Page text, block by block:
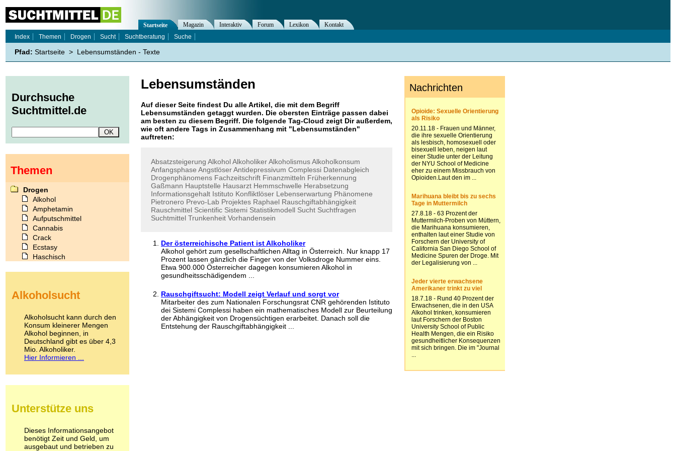
Lebensumständen
Auf dieser Seite findest Du alle Artikel, die mit dem Begriff
Lebensumständen getaggt wurden. Die obersten Einträge passen dabei
am besten zu diesem Begriff. Die folgende Tag-Cloud zeigt Dir außerdem,
wie oft andere Tags in Zusammenhang mit "Lebensumständen"
auftreten:
Absatzsteigerung AlkoholAlkoholikerAlkoholismusAlkoholkonsum
Anfangsphase AngstlöserAntidepressivum Complessi Datenabgleich
Drogenphänomens Fachzeitschrift Finanzmitteln Früherkennung
Gaßmann Hauptstelle Hausarzt Hemmschwelle Herabsetzung
Informationsgehalt Istituto Konfliktlöser Lebenserwartung Phänomene
Pietronero Prevo-Lab Projektes Raphael Rauschgiftabhängigkeit
Rauschmittel Scientific Sistemi Statistikmodell Sucht Suchtfragen
Suchtmittel Trunkenheit Vorhandensein
Der österreichische Patient ist Alkoholiker
Alkohol gehört zum gesellschaftlichen Alltag in Österreich. Nur knapp 17
Prozent lassen gänzlich die Finger von der Volksdroge Nummer eins.
Etwa 900.000 Österreicher dagegen konsumieren Alkohol in
gesundheitsschädigendem ...
Rauschgiftsucht: Modell zeigt Verlauf und sorgt vor
Mitarbeiter des zum Nationalen Forschungsrat CNR gehörenden Istituto
dei Sistemi Complessi haben ein mathematisches Modell zur Beurteilung
der Abhängigkeit von Drogensüchtigen erarbeitet. Danach soll die
Entstehung der Rauschgiftabhängigkeit ...
Startseite Magazin Interaktiv Forum Lexikon
Kontakt
Index
Themen Drogen Sucht Suchtberatung Suche
Pfad: Startseite > Lebensumständen - Texte
Durchsuche
Suchtmittel.de
Themen
Drogen
Alkohol
Amphetamin
Aufputschmittel
Cannabis
Crack
Ecstasy
Haschisch
Kokain
LSD
Marihuana
Medikamente
Meskalin
Metamphetamin
Methadon
Pilze
Psychopharmaka
Schlafmittel
Schmerzmittel
Alkoholsucht
Alkoholsucht kann durch den
Konsum kleinerer Mengen
Alkohol beginnen, in
Deutschland gibt es über 4,3
Mio. Alkoholiker.
Hier Informieren ...
Unterstütze uns
Dieses Informationsangebot
benötigt Zeit und Geld, um
ausgebaut und betrieben zu